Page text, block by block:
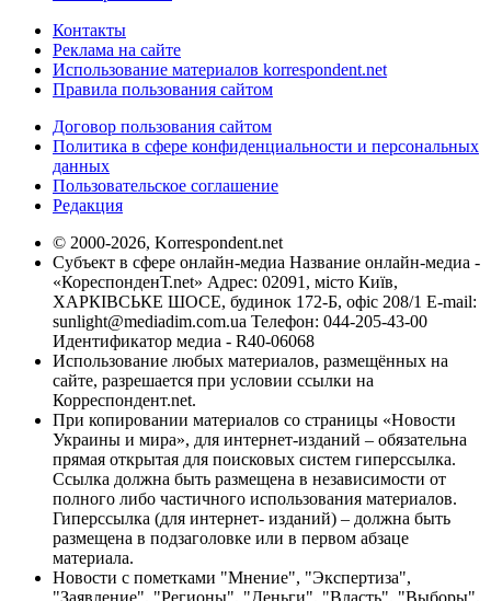
Контакты
Реклама на сайте
Использование материалов korrespondent.net
Правила пользования сайтом
Договор пользования сайтом
Политика в сфере конфиденциальности и персональных
данных
Пользовательское соглашение
Редакция
© 2000-2026, Korrespondent.net
Субъект в сфере онлайн-медиа Название онлайн-медиа -
«КореспонденТ.net» Адрес: 02091, місто Київ,
ХАРКІВСЬКЕ ШОСЕ, будинок 172-Б, офіс 208/1 E-mail:
sunlight@mediadim.com.ua Телефон: 044-205-43-00
Идентификатор медиа - R40-06068
Использование любых материалов, размещённых на
сайте, разрешается при условии ссылки на
Корреспондент.net.
При копировании материалов со страницы «Новости
Украины и мира», для интернет-изданий – обязательна
прямая открытая для поисковых систем гиперссылка.
Ссылка должна быть размещена в независимости от
полного либо частичного использования материалов.
Гиперссылка (для интернет- изданий) – должна быть
размещена в подзаголовке или в первом абзаце
материала.
Новости с пометками "Мнение", "Экспертиза",
"Заявление", "Регионы", "Деньги", "Власть", "Выборы",